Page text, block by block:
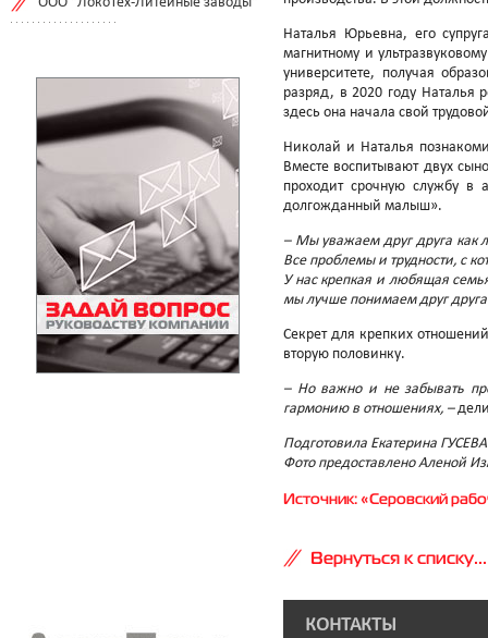
Наталья Юрьевна, его
магнитному и
университете, получая
разряд, в 2020 году Наталья
здесь она начала свой
Николай и Наталья
Вместе воспитывают двух
проходит срочную службу в
долгожданный малыш».
– Мы уважаем друг друга как
Все проблемы и трудности, с
У нас крепкая и любящая
мы лучше понимаем друг
Секрет для крепких
вторую половинку.
– Но важно и не забывать
гармонию в отношениях, –
Подготовила Екатерина ГУСЕВА
Фото предоставлено Аленой
Источник: «Серовский
Вернуться к списку...
КОНТАКТЫ